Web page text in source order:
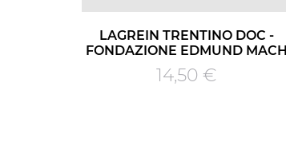
LAGREIN TRENTINO DOC -
FONDAZIONE EDMUND MACH
Prezzo
14,50 €